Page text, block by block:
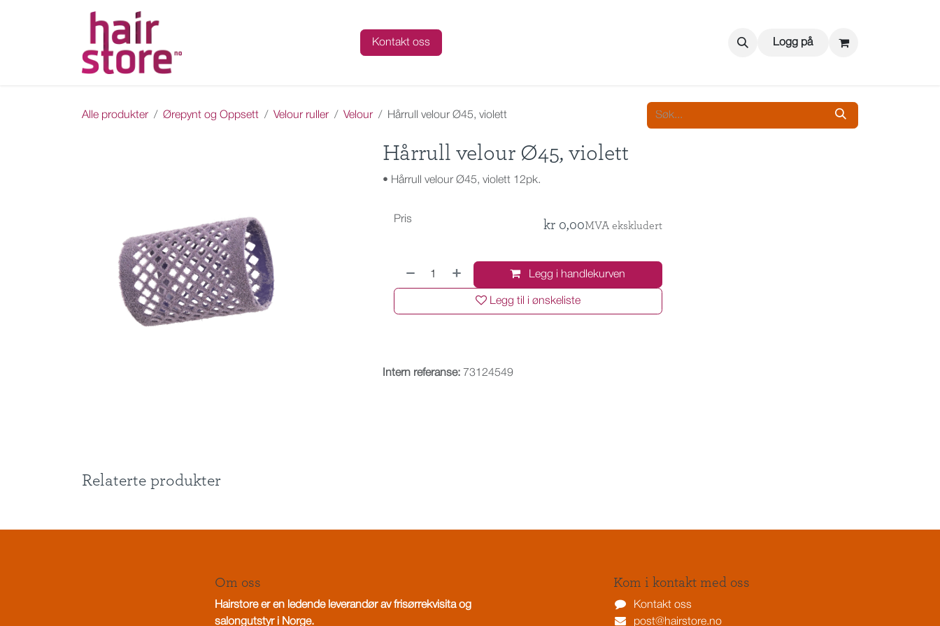
Kontakt oss Logg på
Alle produkter Ørepynt og Oppsett Velour ruller Velour Hårrull velour Ø45, violett
Hårrull velour Ø45, violett
• Hårrull velour Ø45, violett 12pk.
Legg i handlekurven
Legg til i ønskeliste
Pris kr 0,00MVA ekskludert
Intern referanse: 73124549
Relaterte produkter
Om oss
Hairstore er en ledende leverandør av frisørrekvisita og
salongutstyr i Norge.
Kom i kontakt med oss
Kontakt oss
post@hairstore.no